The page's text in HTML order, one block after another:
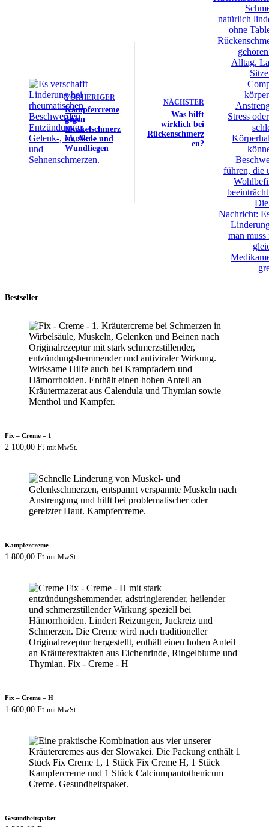
VORHERIGER
Kampfercreme
gegen
Muskelschmerz
en, Akne und
Wundliegen
NÄCHSTER
Was hilft
wirklich bei
Rückenschmerz
en?
Bestseller
Fix – Creme – 1
2 100,00 Ft mit MwSt.
Kampfercreme
1 800,00 Ft mit MwSt.
Fix – Creme – H
1 600,00 Ft mit MwSt.
Gesundheitspaket